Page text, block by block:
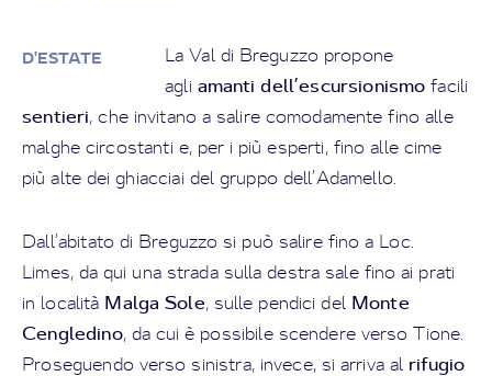
D'ESTATE
La Val di Breguzzo propone
agli amanti dell’escursionismo facili
sentieri, che invitano a salire comodamente fino alle
malghe circostanti e, per i più esperti, fino alle cime
più alte dei ghiacciai del gruppo dell’Adamello.
Dall’abitato di Breguzzo si può salire fino a Loc.
Limes, da qui una strada sulla destra sale fino ai prati
in località Malga Sole, sulle pendici del Monte
Cengledino, da cui è possibile scendere verso Tione.
Proseguendo verso sinistra, invece, si arriva al rifugio